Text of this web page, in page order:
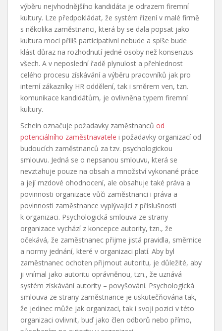
výběru nejvhodnějšího kandidáta je odrazem firemní
kultury. Lze předpokládat, že systém řízení v malé firmě
s několika zaměstnanci, která by se dala popsat jako
kultura moci příliš participativní nebude a spíše bude
klást důraz na rozhodnutí jedné osoby než konsenzus
všech. A v neposlední řadě plynulost a přehlednost
celého procesu získávání a výběru pracovníků jak pro
interní zákazníky HR oddělení, tak i směrem ven, tzn.
komunikace kandidátům, je ovlivněna typem firemní
kultury.
Schein označuje požadavky zaměstnanců od
potenciálního zaměstnavatele i požadavky organizací od
budoucích zaměstnanců za tzv. psychologickou
smlouvu. Jedná se o nepsanou smlouvu, která se
nevztahuje pouze na obsah a množství vykonané práce
a její mzdové ohodnocení, ale obsahuje také práva a
povinnosti organizace vůči zaměstnanci i práva a
povinnosti zaměstnance vyplývající z příslušnosti
k organizaci. Psychologická smlouva ze strany
organizace vychází z koncepce autority, tzn., že
očekává, že zaměstnanec přijme jistá pravidla, směrnice
a normy jednání, které v organizaci platí. Aby byl
zaměstnanec ochoten přijmout autoritu, je důležité, aby
ji vnímal jako autoritu oprávněnou, tzn., že uznává
systém získávání autority – povyšování. Psychologická
smlouva ze strany zaměstnance je uskutečňována tak,
že jedinec může jak organizaci, tak i svoji pozici v této
organizaci ovlivnit, buď jako člen odborů nebo přímo,